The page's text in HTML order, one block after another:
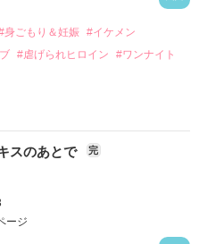
いと思っていた哲平に
った。
哲平は
っ直ぐに告げてきた。
気持ちを隠すことなく
ーカー被害に
案してきて――。
身ごもり＆妊娠 #イケメン
#虐げられヒロイン
#ワンナイト
うまくいかなかった梅田美
ころ、日本人美青年と出会
係となる。
ナイトした美青年と再会。
曹司にも関わらず、一族を離
内でも冷徹だと評判な社長
スのあとで 完
ージ